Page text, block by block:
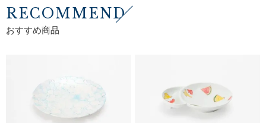
RECOMMEND
おすすめ商品